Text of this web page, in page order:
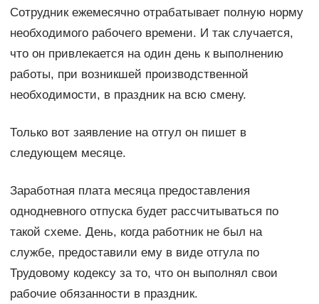
Сотрудник ежемесячно отрабатывает полную норму
необходимого рабочего времени. И так случается,
что он привлекается на один день к выполнению
работы, при возникшей производственной
необходимости, в праздник на всю смену.
Только вот заявление на отгул он пишет в
следующем месяце.
Заработная плата месяца предоставления
однодневного отпуска будет рассчитываться по
такой схеме. День, когда работник не был на
службе, предоставили ему в виде отгула по
Трудовому кодексу за то, что он выполнял свои
рабочие обязанности в праздник.